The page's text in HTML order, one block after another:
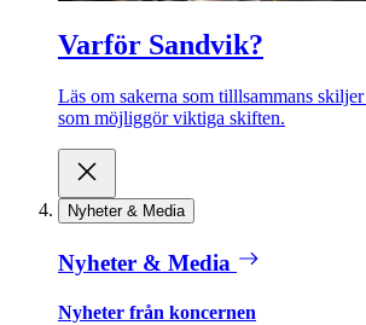
Varför Sandvik?
Läs om sakerna som tilllsammans
som möjliggör viktiga skiften.
Nyheter & Media
Nyheter & Media
Nyheter från koncernen